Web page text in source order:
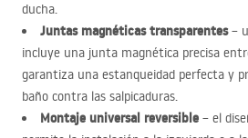
ducha.
Juntas magnéticas transparentes–
incluye una junta magnética precisa
garantiza una estanqueidad perfecta y
baño contra las salpicaduras.
Montaje universal reversible – el